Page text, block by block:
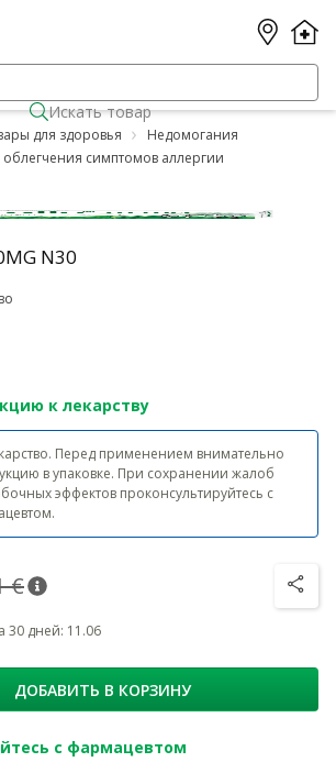
Искать товар
для здоровья
Недомогания
симптомов аллергии
N30
к лекарству
Перед применением внимательно
в упаковке. При сохранении жалоб
эффектов проконсультируйтесь с
€nõuanne
Tavaline hind nõuanne
30 дней: 11.06
ДОБАВИТЬ В КОРЗИНУ
с фармацевтом